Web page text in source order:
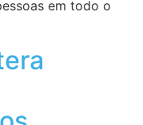
em todo o